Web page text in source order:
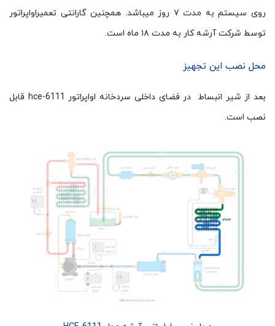
روی سیستم به مدت ۷ روز میباشد. همچنین گارانتی تعمیراواپراتور
توسط شرکت آرشه کار به مدت ۱۸ ماه است.
محل نصب این تجهیز
بعد از شیر انبساط در فضای داخلی سردخانه اواپراتور hce-6111 قابل
نصب است.